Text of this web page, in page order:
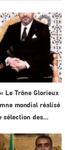
Le Trône Glorieux
mondial réalisé
sélection des…